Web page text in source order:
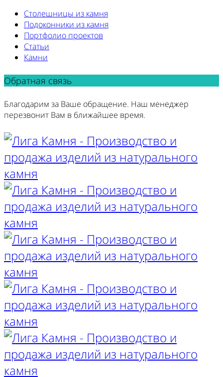
Столешницы из камня
Подоконники из камня
Портфолио проектов
Статьи
Камни
Обратная связь
Благодарим за Ваше обращение. Наш менеджер
перезвонит Вам в ближайшее время.